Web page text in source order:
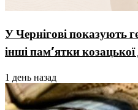
У Чернігові показують
інші пам’ятки
1 день назад